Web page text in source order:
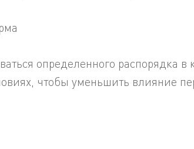
определенного распорядка
чтобы уменьшить влияние